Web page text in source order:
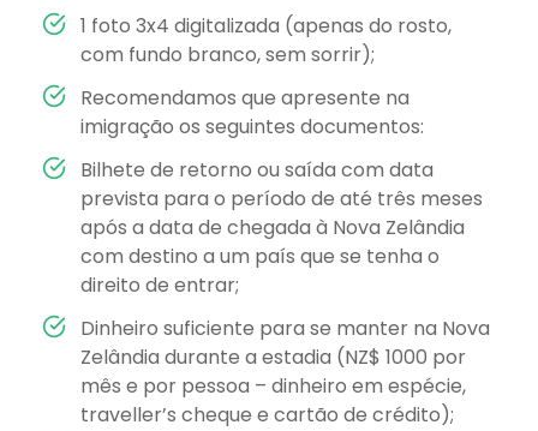
1 foto 3x4 digitalizada (apenas do rosto,
com fundo branco, sem sorrir);
Recomendamos que apresente na
imigração os seguintes documentos:
Bilhete de retorno ou saída com data
prevista para o período de até três meses
após a data de chegada à Nova Zelândia
com destino a um país que se tenha o
direito de entrar;
Dinheiro suficiente para se manter na Nova
Zelândia durante a estadia (NZ$ 1000 por
mês e por pessoa – dinheiro em espécie,
traveller’s cheque e cartão de crédito);